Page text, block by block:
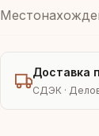
Доставка
СДЭК ·